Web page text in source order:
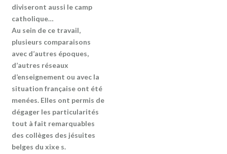
diviseront aussi le camp
catholique…
Au sein de ce travail,
plusieurs comparaisons
avec d’autres époques,
d’autres réseaux
d’enseignement ou avec la
situation française ont été
menées. Elles ont permis de
dégager les particularités
tout à fait remarquables
des collèges des jésuites
belges du xixe s.